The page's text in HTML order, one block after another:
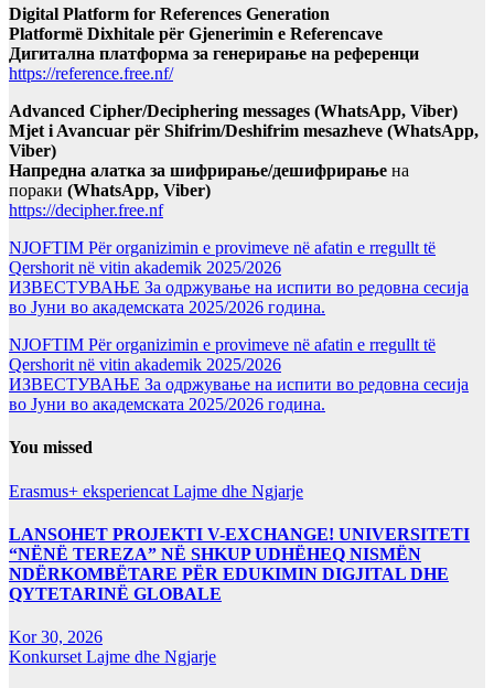
Digital Platform for References Generation
Platformë Dixhitale për Gjenerimin e Referencave
Дигитална платформа за генерирање на референци
https://reference.free.nf/
Advanced Cipher/Deciphering messages (WhatsApp, Viber)
Mjet i Avancuar për Shifrim/Deshifrim mesazheve (WhatsApp,
Viber)
Напредна алатка за шифрирање/дешифрирање на
пораки (WhatsApp, Viber)
https://decipher.free.nf
NJOFTIM Për organizimin e provimeve në afatin e rregullt të
Qershorit në vitin akademik 2025/2026
ИЗВЕСТУВАЊЕ За одржување на испити во редовна сесија
во Јуни во академската 2025/2026 година.
NJOFTIM Për organizimin e provimeve në afatin e rregullt të
Qershorit në vitin akademik 2025/2026
ИЗВЕСТУВАЊЕ За одржување на испити во редовна сесија
во Јуни во академската 2025/2026 година.
You missed
Erasmus+ eksperiencat Lajme dhe Ngjarje
LANSOHET PROJEKTI V-EXCHANGE! UNIVERSITETI
“NËNË TEREZA” NË SHKUP UDHËHEQ NISMËN
NDËRKOMBËTARE PËR EDUKIMIN DIGJITAL DHE
QYTETARINË GLOBALE
Kor 30, 2026
Konkurset Lajme dhe Ngjarje